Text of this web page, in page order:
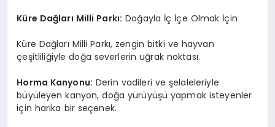
Küre Dağları Milli Parkı: Doğayla İç İçe Olmak İçin
Küre Dağları Milli Parkı, zengin bitki ve hayvan
çeşitliliğiyle doğa severlerin uğrak noktası.
Horma Kanyonu: Derin vadileri ve şelaleleriyle
büyüleyen kanyon, doğa yürüyüşü yapmak isteyenler
için harika bir seçenek.